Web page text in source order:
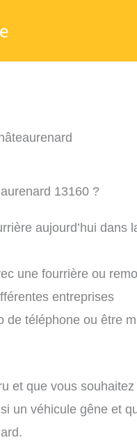
13160 ?
aujourd’hui dans
une fourrière ou
entreprises
de téléphone ou être
et que vous
un véhicule gêne et